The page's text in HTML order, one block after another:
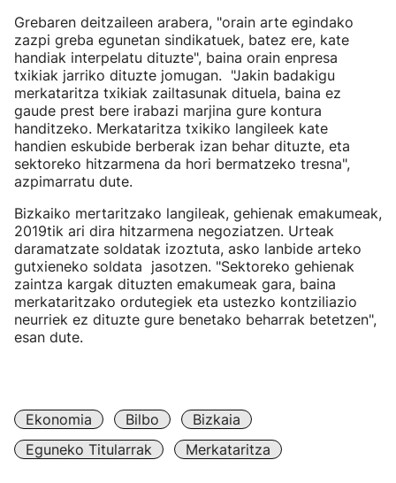
Grebaren deitzaileen arabera, "orain arte egindako
zazpi greba egunetan sindikatuek, batez ere, kate
handiak interpelatu dituzte", baina orain enpresa
txikiak jarriko dituzte jomugan. "Jakin badakigu
merkataritza txikiak zailtasunak dituela, baina ez
gaude prest bere irabazi marjina gure kontura
handitzeko. Merkataritza txikiko langileek kate
handien eskubide berberak izan behar dituzte, eta
sektoreko hitzarmena da hori bermatzeko tresna",
azpimarratu dute.
Bizkaiko mertaritzako langileak, gehienak emakumeak,
2019tik ari dira hitzarmena negoziatzen. Urteak
daramatzate soldatak izoztuta, asko lanbide arteko
gutxieneko soldata jasotzen. "Sektoreko gehienak
zaintza kargak dituzten emakumeak gara, baina
merkataritzako ordutegiek eta ustezko kontziliazio
neurriek ez dituzte gure benetako beharrak betetzen",
esan dute.
Ekonomia Bilbo
Bizkaia
Eguneko Titularrak
Merkataritza